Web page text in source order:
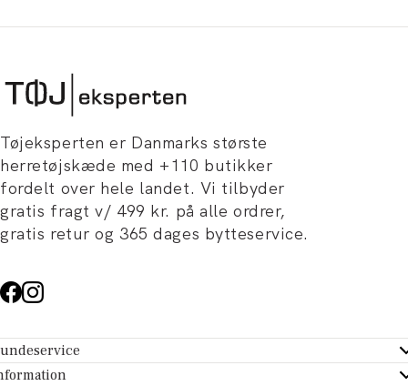
Tøjeksperten er Danmarks største
herretøjskæde med +110 butikker
fordelt over hele landet. Vi tilbyder
gratis fragt v/ 499 kr. på alle ordrer,
gratis retur og 365 dages bytteservice.
- Hjælpecenter